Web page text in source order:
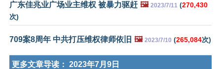
广东佳兆业广场业主维权 被暴力驱赶 🖼️ 2023/7/11 (270,430
次)
709案8周年 中共打压维权律师依旧 🖼️ 2023/7/10 (265,084次)
更多文章导读： 2023年7月9日